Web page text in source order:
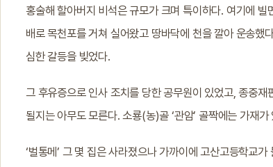
홍술해 할아버지 비석은 규모가 크며 특이하다. 여기에
배로 목천포를 거쳐 실어왔고 땅바닥에 천을 깔아 운송했
심한 갈등을 빚었다.
그 후유증으로 인사 조치를 당한 공무원이 있었고, 종중
될지는 아무도 모른다. 소룡(농)골 ‘관암’ 골짝에는 가재
‘벌통메’ 그 몇 집은 사라졌으나 가까이에 고산고등학교